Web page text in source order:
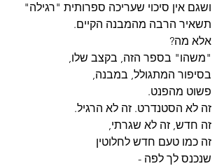
ושגם אין סיכוי שעריכה ספרותית "רגילה"
תשאיר הרבה מהמבנה הקיים.
אלא מה?
"משהו" בספר הזה, בקצב שלו,
בסיפור המתגולל, במבנה,
פשוט מהפנט.
זה לא הסטנדרט. זה לא הרגיל.
זה חדש, זה לא שגרתי,
זה כמו טעם חדש לחלוטין
שנכנס לך לפה -